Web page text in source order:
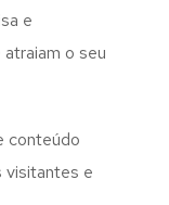
e
o seu
conteúdo
visitantes e